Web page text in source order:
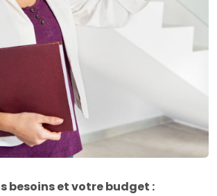
besoins et votre budget :